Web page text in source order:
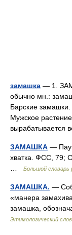
замашка — 1.
обычно мн.:
Барские
Мужское
ЗАМАШКА —
хватка. ФСС, 79;
Большой словарь
ЗАМАШКА. —
«манера
замашка,
Этимологический